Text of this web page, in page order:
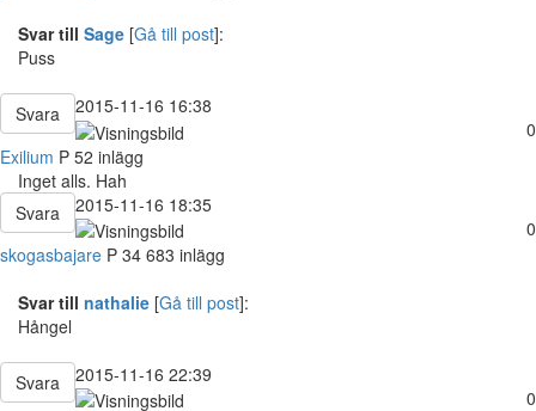
Svar till Sage [Gå till post]:
Puss
Svara
2015-11-16 16:38
0
Exilium P 52 inlägg
Inget alls. Hah
Svara
2015-11-16 18:35
0
skogasbajare P 34 683 inlägg
Svar till nathalie [Gå till post]:
Hångel
Svara
2015-11-16 22:39
0